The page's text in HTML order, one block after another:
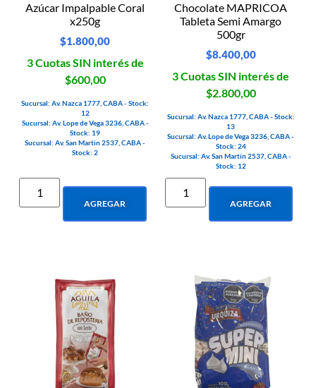
Azúcar Impalpable Coral
x250g
$1.800,00
3 Cuotas SIN interés de
$600,00
Sucursal: Av. Nazca 1777, CABA - Stock:
12
Sucursal: Av. Lope de Vega 3236, CABA -
Stock: 19
Sucursal: Av. San Martin 2537, CABA -
Stock: 2
AGREGAR
Chocolate MAPRICOA
Tableta Semi Amargo
500gr
$8.400,00
3 Cuotas SIN interés de
$2.800,00
Sucursal: Av. Nazca 1777, CABA - Stock:
13
Sucursal: Av. Lope de Vega 3236, CABA -
Stock: 24
Sucursal: Av. San Martin 2537, CABA -
Stock: 12
AGREGAR